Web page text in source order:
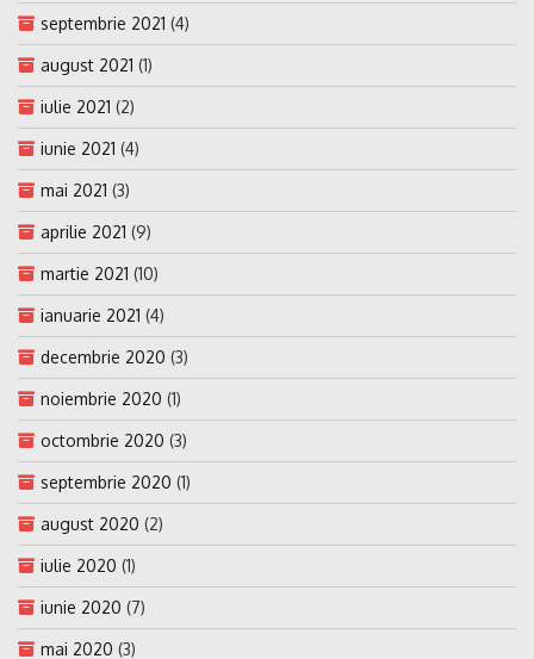
septembrie 2021 (4)
august 2021 (1)
iulie 2021 (2)
iunie 2021 (4)
mai 2021 (3)
aprilie 2021 (9)
martie 2021 (10)
ianuarie 2021 (4)
decembrie 2020 (3)
noiembrie 2020 (1)
octombrie 2020 (3)
septembrie 2020 (1)
august 2020 (2)
iulie 2020 (1)
iunie 2020 (7)
mai 2020 (3)